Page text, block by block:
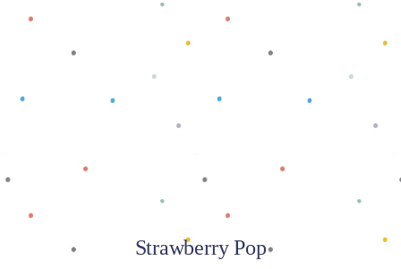
Baca selengkapnya
Strawberry Pop